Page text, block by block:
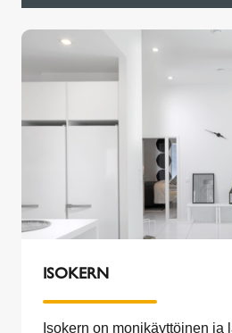
ISOKERN
Isokern on monikäyttöinen ja